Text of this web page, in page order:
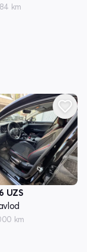
km
UZS
km